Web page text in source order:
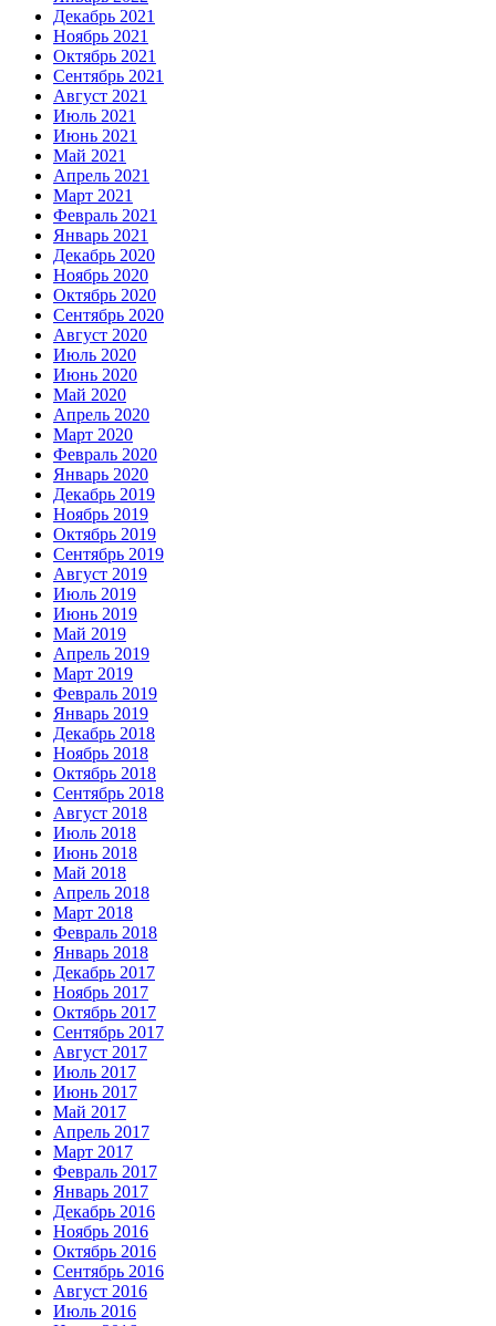
Декабрь 2021
Ноябрь 2021
Октябрь 2021
Сентябрь 2021
Август 2021
Июль 2021
Июнь 2021
Май 2021
Апрель 2021
Март 2021
Февраль 2021
Январь 2021
Декабрь 2020
Ноябрь 2020
Октябрь 2020
Сентябрь 2020
Август 2020
Июль 2020
Июнь 2020
Май 2020
Апрель 2020
Март 2020
Февраль 2020
Январь 2020
Декабрь 2019
Ноябрь 2019
Октябрь 2019
Сентябрь 2019
Август 2019
Июль 2019
Июнь 2019
Май 2019
Апрель 2019
Март 2019
Февраль 2019
Январь 2019
Декабрь 2018
Ноябрь 2018
Октябрь 2018
Сентябрь 2018
Август 2018
Июль 2018
Июнь 2018
Май 2018
Апрель 2018
Март 2018
Февраль 2018
Январь 2018
Декабрь 2017
Ноябрь 2017
Октябрь 2017
Сентябрь 2017
Август 2017
Июль 2017
Июнь 2017
Май 2017
Апрель 2017
Март 2017
Февраль 2017
Январь 2017
Декабрь 2016
Ноябрь 2016
Октябрь 2016
Сентябрь 2016
Август 2016
Июль 2016